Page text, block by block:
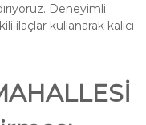
Deneyimli
kullanarak kalıcı